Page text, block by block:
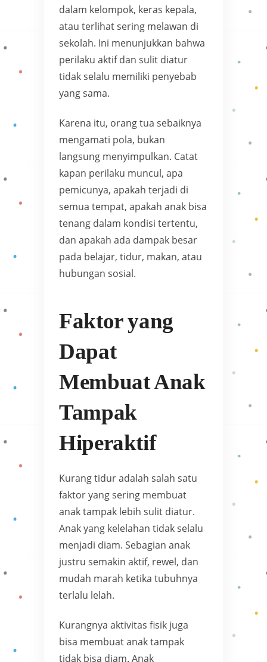
dalam kelompok, keras kepala,
atau terlihat sering melawan di
sekolah. Ini menunjukkan bahwa
perilaku aktif dan sulit diatur
tidak selalu memiliki penyebab
yang sama.
Karena itu, orang tua sebaiknya
mengamati pola, bukan
langsung menyimpulkan. Catat
kapan perilaku muncul, apa
pemicunya, apakah terjadi di
semua tempat, apakah anak bisa
tenang dalam kondisi tertentu,
dan apakah ada dampak besar
pada belajar, tidur, makan, atau
hubungan sosial.
Faktor yang
Dapat
Membuat Anak
Tampak
Hiperaktif
Kurang tidur adalah salah satu
faktor yang sering membuat
anak tampak lebih sulit diatur.
Anak yang kelelahan tidak selalu
menjadi diam. Sebagian anak
justru semakin aktif, rewel, dan
mudah marah ketika tubuhnya
terlalu lelah.
Kurangnya aktivitas fisik juga
bisa membuat anak tampak
tidak bisa diam. Anak